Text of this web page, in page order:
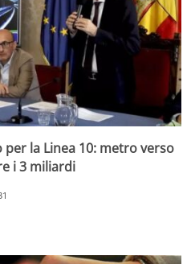
la Linea 10: metro verso
i 3 miliardi